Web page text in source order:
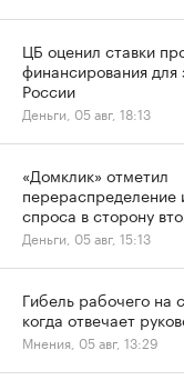
ЦБ оценил ставки
финансирования
России
Деньги, 05 авг, 18:13
«Домклик» отметил
перераспределение
спроса в сторону
Деньги, 05 авг, 15:13
Гибель рабочего на
когда отвечает
Мнения, 05 авг, 13:29